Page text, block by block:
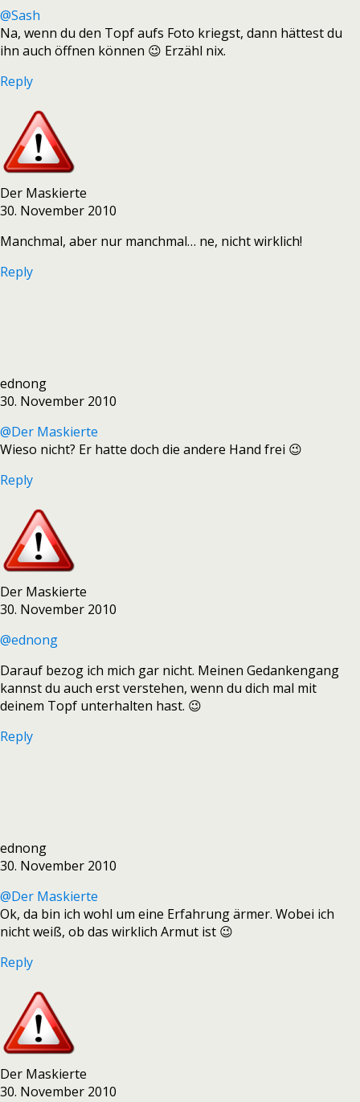
@Sash
Na, wenn du den Topf aufs Foto kriegst, dann hättest du
ihn auch öffnen können 😉 Erzähl nix.
Reply
Der Maskierte
30. November 2010
Manchmal, aber nur manchmal… ne, nicht wirklich!
Reply
ednong
30. November 2010
@Der Maskierte
Wieso nicht? Er hatte doch die andere Hand frei 😉
Reply
Der Maskierte
30. November 2010
@ednong
Darauf bezog ich mich gar nicht. Meinen Gedankengang
kannst du auch erst verstehen, wenn du dich mal mit
deinem Topf unterhalten hast. 😉
Reply
ednong
30. November 2010
@Der Maskierte
Ok, da bin ich wohl um eine Erfahrung ärmer. Wobei ich
nicht weiß, ob das wirklich Armut ist 😉
Reply
Der Maskierte
30. November 2010